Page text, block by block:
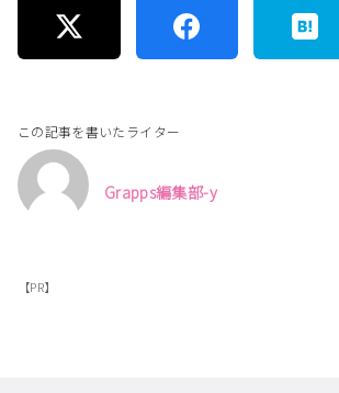
この記事を書いたライター
Grapps編集部-y
【PR】